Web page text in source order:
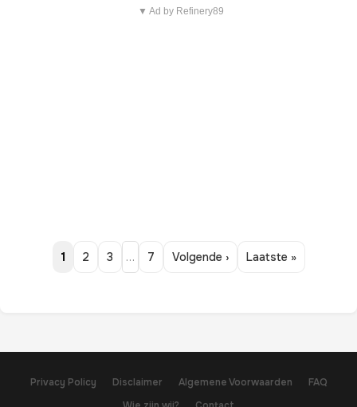
▼ Ad by Refinery89
1 2 3 … 7 Volgende › Laatste »
Privacy Policy Disclaimer Algemene Voorwaarden
FAQ